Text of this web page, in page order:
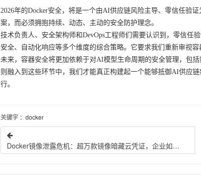
2026年的Docker安全，将是一个由AI供应链风险主导、零信任验
案，而必须拥抱持续、动态、主动的安全防护理念。
技术负责人、安全架构师和DevOps工程师们需要认识到，零信任
安全、自动化响应等多个维度的综合策略。它要求我们重新审视
未来，容器安全将更加依赖于对AI模型生命周期的安全管理，包
则融入到这些环节中，我们才能真正构建起一个能够抵御AI供应
行。
关键字 ：docker
Docker镜像泄露危机：超万款镜像暗藏云凭证，企业如何紧急应对？